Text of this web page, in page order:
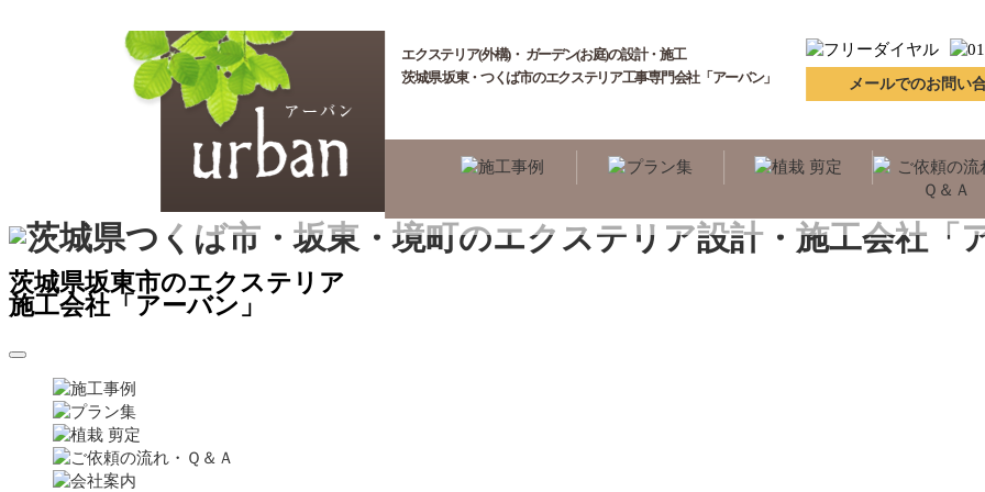
エクステリア(外構)・ ガーデン(お庭)の設計・施工
茨城県 坂東・つくば市のエクステリア工事専門会社「アーバン」
メールでのお問い
茨城県坂東市のエクステリア
施工会社「アーバン」